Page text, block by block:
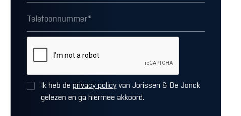
Ik heb de privacy policyvan Jorissen & De Jonck
gelezen en ga hiermee akkoord.